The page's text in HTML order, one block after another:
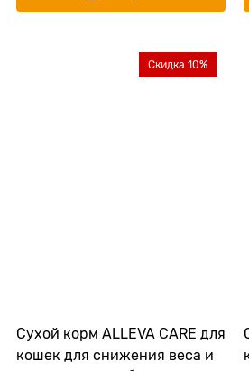
Сухой корм ALLEVA CARE для
кошек для снижения веса и
Скидка 10%